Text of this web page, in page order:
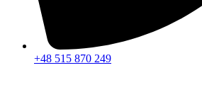
+48 515 870 249